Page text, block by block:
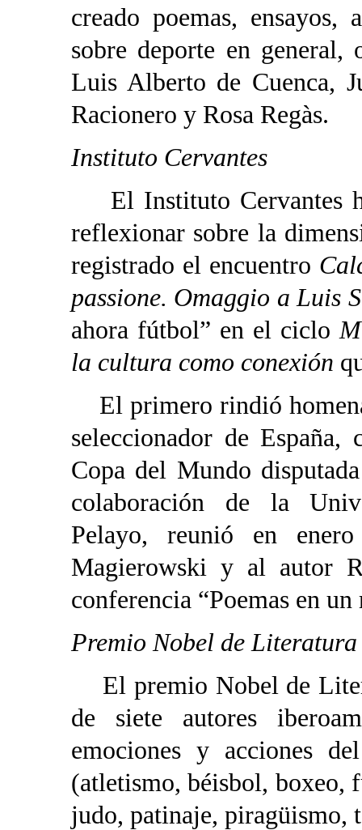
creado poemas, ensayos,
sobre deporte en
Luis Alberto de Cuenca,
Racionero y Rosa Regàs.
Instituto Cervantes
El Instituto Cervantes
reflexionar sobre la
registrado el encuentro
passione. Omaggio a Luis
ahora fútbol” en el ciclo
la cultura como conexión
El primero rindió
seleccionador de
Copa del Mundo
colaboración de la
Pelayo, reunió en
Magierowski y al autor
conferencia “Poemas en
Premio Nobel de Literatura
El premio Nobel de
de siete autores
emociones y acciones
(atletismo, béisbol, boxeo,
judo, patinaje, piragüismo,